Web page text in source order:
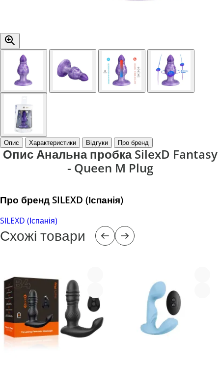
Опис Характеристики Відгуки Про бренд
Опис Анальна пробка SilexD Fantasy
- Queen M Plug
Про бренд SILEXD (Іспанія)
SILEXD (Іспанія)
Схожі товари